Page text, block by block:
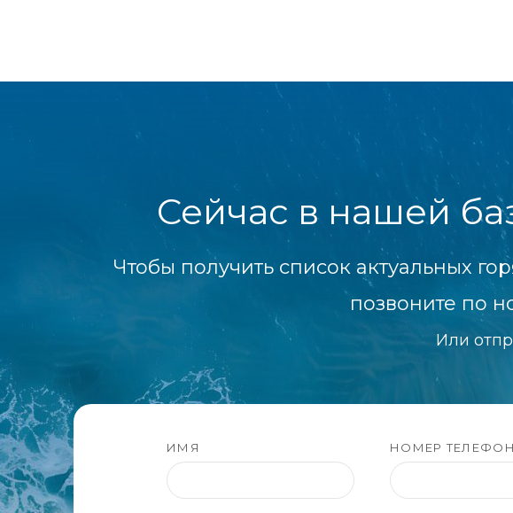
Сейчас в нашей
Чтобы получить список актуальных
позвоните по
Или
ИМЯ НОМЕР